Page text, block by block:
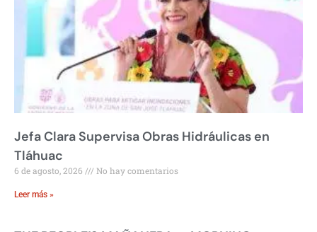
Jefa Clara Supervisa Obras Hidráulicas en
Tláhuac
6 de agosto, 2026 No hay comentarios
Leer más »